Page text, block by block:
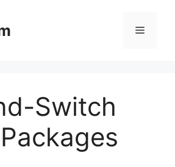
Menu
Switch